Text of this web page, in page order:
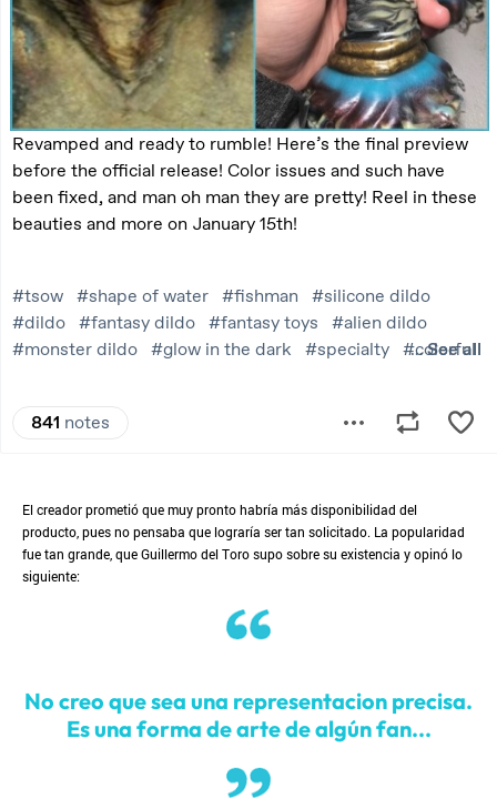
El creador prometió que muy pronto habría más disponibilidad del
producto, pues no pensaba que lograría ser tan solicitado. La popularidad
fue tan grande, que Guillermo del Toro supo sobre su existencia y opinó lo
siguiente:
No creo que sea una representacion precisa.
Es una forma de arte de algún fan...